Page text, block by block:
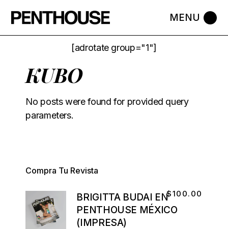
[adrotate group="1"]
KUBO
No posts were found for provided query
parameters.
Compra Tu Revista
BRIGITTA BUDAI EN
PENTHOUSE MÉXICO
(IMPRESA)
$100.00